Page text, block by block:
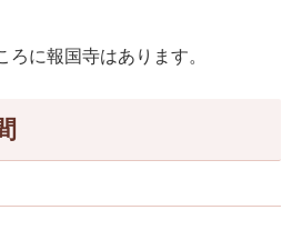
に報国寺はあります。